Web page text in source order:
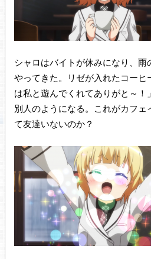
シャロはバイトが休みになり、雨
やってきた。リゼが入れたコーヒ
は私と遊んでくれてありがと～！
別人のようになる。これがカフェ
て友達いないのか？